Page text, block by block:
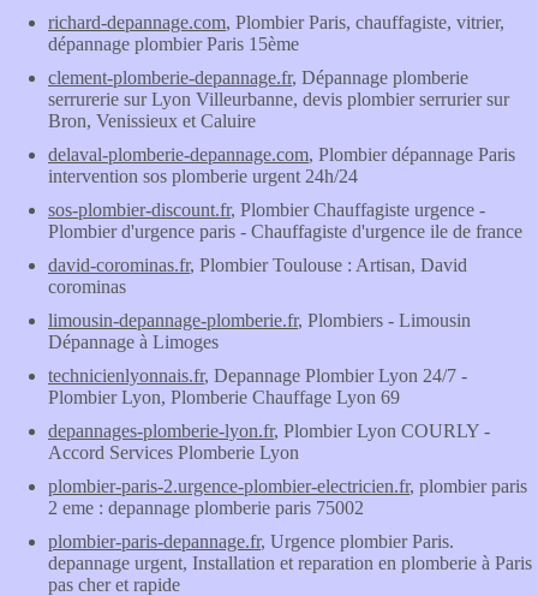
richard-depannage.com, Plombier Paris, chauffagiste, vitrier,
dépannage plombier Paris 15ème
clement-plomberie-depannage.fr, Dépannage plomberie
serrurerie sur Lyon Villeurbanne, devis plombier serrurier sur
Bron, Venissieux et Caluire
delaval-plomberie-depannage.com, Plombier dépannage Paris
intervention sos plomberie urgent 24h/24
sos-plombier-discount.fr, Plombier Chauffagiste urgence -
Plombier d'urgence paris - Chauffagiste d'urgence ile de france
david-corominas.fr, Plombier Toulouse : Artisan, David
corominas
limousin-depannage-plomberie.fr, Plombiers - Limousin
Dépannage à Limoges
technicienlyonnais.fr, Depannage Plombier Lyon 24/7 -
Plombier Lyon, Plomberie Chauffage Lyon 69
depannages-plomberie-lyon.fr, Plombier Lyon COURLY -
Accord Services Plomberie Lyon
plombier-paris-2.urgence-plombier-electricien.fr, plombier paris
2 eme : depannage plomberie paris 75002
plombier-paris-depannage.fr, Urgence plombier Paris.
depannage urgent, Installation et reparation en plomberie à Paris
pas cher et rapide